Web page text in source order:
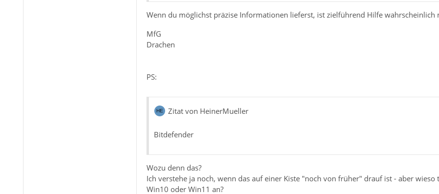
Wenn du möglichst präzise Informationen lieferst, ist zielführend Hilfe
MfG
Drachen
PS:
Zitat von HeinerMueller
Bitdefender
Wozu denn das?
Ich verstehe ja noch, wenn das auf einer Kiste "noch von früher" drauf ist - aber
Win10 oder Win11 an?